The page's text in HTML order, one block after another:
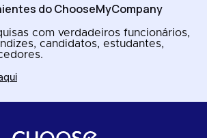
do ChooseMyCompany
com verdadeiros funcionários,
candidatos, estudantes,